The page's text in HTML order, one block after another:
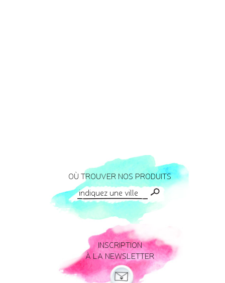
OÙ TROUVER NOS PRODUITS
INSCRIPTION
À LA NEWSLETTER